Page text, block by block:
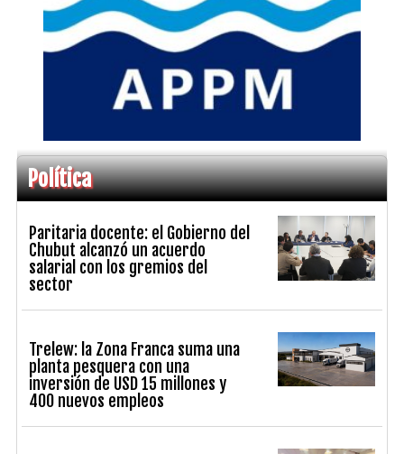
Política
Paritaria docente: el Gobierno del
Chubut alcanzó un acuerdo
salarial con los gremios del
sector
Trelew: la Zona Franca suma una
planta pesquera con una
inversión de USD 15 millones y
400 nuevos empleos